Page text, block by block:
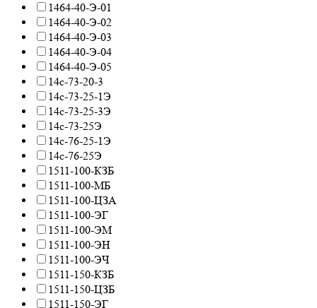
1464-40-Э-01
1464-40-Э-02
1464-40-Э-03
1464-40-Э-04
1464-40-Э-05
14с-73-20-3
14с-73-25-1Э
14с-73-25-3Э
14с-73-25Э
14с-76-25-1Э
14с-76-25Э
1511-100-КЗБ
1511-100-МБ
1511-100-ЦЗА
1511-100-ЭГ
1511-100-ЭМ
1511-100-ЭН
1511-100-ЭЧ
1511-150-КЗБ
1511-150-ЦЗБ
1511-150-ЭГ